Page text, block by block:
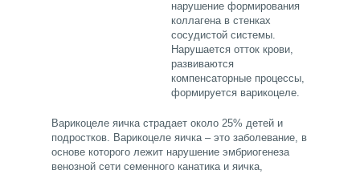
нарушение формирования
коллагена в стенках
сосудистой системы.
Нарушается отток крови,
развиваются
компенсаторные процессы,
формируется варикоцеле.
Варикоцеле яичка страдает около 25% детей и
подростков. Варикоцеле яичка – это заболевание, в
основе которого лежит нарушение эмбриогенеза
венозной сети семенного канатика и яичка,